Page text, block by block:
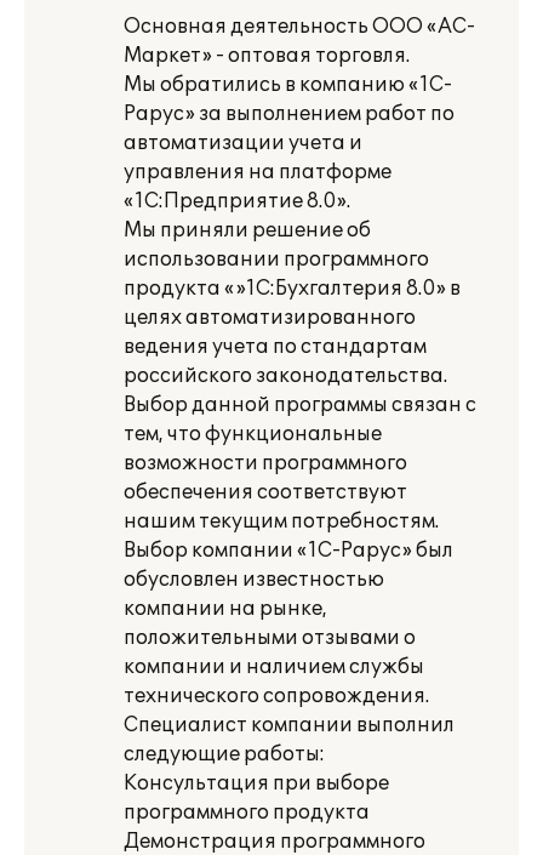
Основная деятельность ООО «АС-
Маркет» - оптовая торговля.
Мы обратились в компанию «1С-
Рарус» за выполнением работ по
автоматизации учета и
управления на платформе
«1С:Предприятие 8.0».
Мы приняли решение об
использовании программного
продукта «»1С:Бухгалтерия 8.0» в
целях автоматизированного
ведения учета по стандартам
российского законодательства.
Выбор данной программы связан с
тем, что функциональные
возможности программного
обеспечения соответствуют
нашим текущим потребностям.
Выбор компании «1С-Рарус» был
обусловлен известностью
компании на рынке,
положительными отзывами о
компании и наличием службы
технического сопровождения.
Специалист компании выполнил
следующие работы:
Консультация при выборе
программного продукта
Демонстрация программного